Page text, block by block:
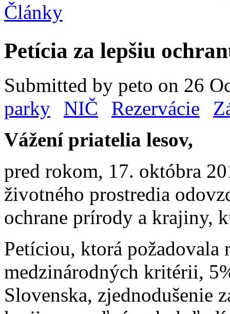
Články
Petícia za lepšiu
Submitted by peto on 26
parky
NIČ Rezervácie
Vážení priatelia lesov,
pred rokom, 17. októbra
životného prostredia
ochrane prírody a krajiny,
Petíciou, ktorá požadovala
medzinárodných kritérii,
Slovenska, zjednodušenie